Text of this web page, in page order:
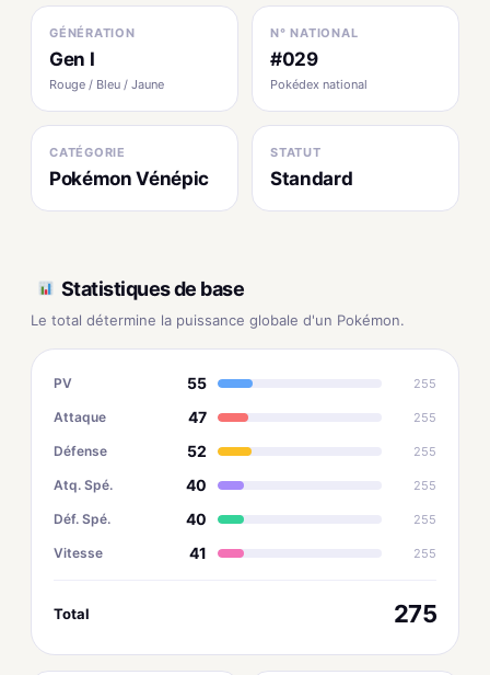
GÉNÉRATION
Gen I
Rouge / Bleu / Jaune
N° NATIONAL
#029
Pokédex national
CATÉGORIE
Pokémon Vénépic
STATUT
Standard
Statistiques de base
Le total détermine la puissance globale d'un Pokémon.
PV 55 255
Attaque 47 255
Défense 52 255
Atq. Spé. 40 255
Déf. Spé. 40 255
Vitesse 41 255
Total 275